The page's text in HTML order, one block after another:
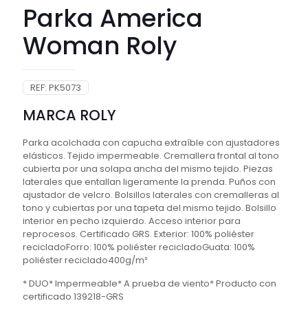
Parka America
Woman Roly
REF: PK5073
MARCA ROLY
Parka acolchada con capucha extraíble con ajustadores
elásticos. Tejido impermeable. Cremallera frontal al tono
cubierta por una solapa ancha del mismo tejido. Piezas
laterales que entallan ligeramente la prenda. Puños con
ajustador de velcro. Bolsillos laterales con cremalleras al
tono y cubiertas por una tapeta del mismo tejido. Bolsillo
interior en pecho izquierdo. Acceso interior para
reprocesos. Certificado GRS. Exterior: 100% poliéster
recicladoForro: 100% poliéster recicladoGuata: 100%
poliéster reciclado400g/m²
* DUO* Impermeable* A prueba de viento* Producto con
certificado 139218-GRS